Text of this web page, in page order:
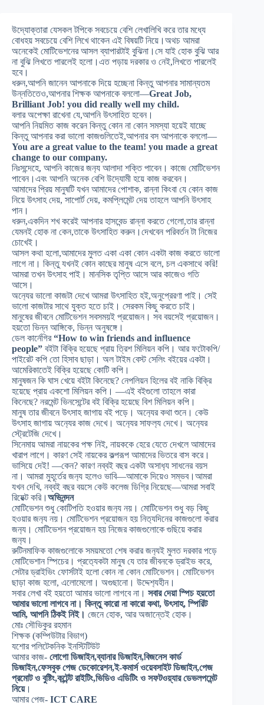
উদ্যোক্তারা যেসকল টপিকে সবচেয়ে বেশি লেখালিখি করে তার মধ্যে
বোধহয় সবচেয়ে বেশি লিখে থাকেন এই বিষয়টি নিয়ে।অথচ আমরা
অনেকেই মোটিভেশনের আসল ব্যাপারটাই বুঝিনা।সে যাই হোক বুঝি আর
না বুঝি লিখতে পারলেই হলো।এত পড়ায় দরকার ও নেই,লিখতে পারলেই
হবে।
ধরুন,আপনি জানেন আপনাকে দিয়ে হচ্ছেনা কিন্তু আপনার সামান্যতম
উন্নতিতেও,আপনার শিক্ষক আপনাকে বললো—Great Job,
Brilliant Job! you did really well my child.
বলার অপেক্ষা রাখেনা যে,আপনি উৎসাহিত হবেন।
আপনি নিয়মিত কাজ করেন কিন্তু কোন না কোন সমস্যা হয়েই যাচ্ছে
কিন্তু আপনার করা ভালো কাজগুলিতেই,আপনার বস আপনাকে বললো—
You are a great value to the team! you made a great
change to our company.
নিঃসন্দেহে, আপনি কাজের জন্য আলাদা শক্তি পাবেন। কাজে মোটিভেশন
পাবেন।এবং আপনি অনেক বেশি উদ্যোমী হয়ে কাজ করবেন।
আমাদের প্রিয় মানুষটি যখন আমাদের পোশাক, রান্না কিংবা যে কোন কাজ
নিয়ে উৎসাহ দেয়, সাপোর্ট দেয়, কমপ্লিমেন্ট দেয় তাহলে আপনি উৎসাহ
পান।
ধরুন,একদিন শখ করেই আপনার হাসবেন্ড রান্না করতে গেলো,তার রান্না
যেমনই হোক না কেন,তাকে উৎসাহিত করুন।দেখবেন পরিবর্তন টা নিজের
চোখেই।
আসল কথা হলো,আমাদের মুলত একা একা কোন একটা কাজ করতে ভালো
লাগে না। কিন্তু যখনই কোন কাছের মানুষ এসে বলে, চল একসাথে করি!
আমরা তখন উৎসাহ পাই। মানসিক তৃপ্তি আসে আর কাজেও গতি
আসে।
অন্যের ভালো কাজটা দেখে আমরা উৎসাহিত হই,অনুপ্রেরণা পাই। সেই
ভালো কাজটার সাথে যুক্ত হতে চাই। সেরকম কিছু করতে চাই।
মানুষের জীবনে মোটিভেশন সবসময়ই প্রয়োজন। সব বয়সেই প্রয়োজন।
হয়তো ভিন্ন আঙ্গিকে, ভিন্ন অনুষঙ্গে।
ডেল কার্নেগির“How to win friends and influence
people” বইটা বিক্রি হয়েছে প্রায় ত্রিশ মিলিয়ন কপি। আর ফটোকপি/
পাইরেট কপি তো হিসাব ছাড়া। অল টাইম বেস্ট সেলিং বইয়ের একটা।
আমেরিকাতেই বিক্রি হয়েছে কোটি কপি।
মানুষজন কি ঘাস খেয়ে বইটা কিনেছে? নেপলিয়ন হিলের বই নাকি বিক্রি
হয়েছে প্রায় একশো মিলিয়ন কপি। —এই বইগুলো তাহলে কারা
কিনেছে? নরমেন্ট ভিনসেন্টের বই বিক্রি হয়েছে বিশ মিলিয়ন কপি।
মানুষ তার জীবনে উৎসাহ জাগায় বই পড়ে। অন্যের কথা শুনে। কেউ
উৎসাহ জাগায় অন্যের কাজ দেখে। অন্যের সাফল্য দেখে। অন্যের
স্ট্রেটেজি দেখে।
সিনেমায় আমরা নায়কের পক্ষ নিই, নায়ককে হেরে যেতে দেখলে আমাদের
খারাপ লাগে। কারণ সেই নায়কের কল্পরূপ আমাদের ভিতরে বাস করে।
ভাসিয়ে দেই! —কেন? কারণ নব্বই বছর একটা অসাধ্য সাধনের বয়স
না। আমরা মুহূর্তের জন্য হলেও ভাবি—আমাকে দিয়েও সম্ভব।আমরা
যখন দেখি, নব্বই বছর বয়সে কেউ কলেজ ডিগ্রি নিয়েছে—আমরা সবাই
রিয়েক্ট করি। অভিনন্দন
মোটিভেশন শুধু কোটিপতি হওয়ার জন্য নয়। মোটিভেশন শুধু বড় কিছু
হওয়ার জন্য নয়। মোটিভেশন প্রয়োজন হয় নিত্যদিনের কাজগুলো করার
জন্য। মোটিভেশন প্রয়োজন হয় নিজের কাজগুলোকে গুছিয়ে করার
জন্য।
রুটিনমাফিক কাজগুলোকে সময়মতো শেষ করার জন্যই মুলত দরকার পড়ে
মোটিভেশান স্পিচের। প্রত্যেকটা মানুষ যে তার জীবনকে ড্রাইভ করে,
সেটার ড্রাইভিং ফোর্সটাই হলো কোন না কোন মোটিভেশন। মোটিভেশন
ছাড়া কাজ হলো, এলোমেলো। অগুছানো। উদ্দেশ্যহীন।
সবার লেখা বই হয়তো আমার ভালো লাগবে না। সবার দেয়া স্পিচ হয়তো
আমার ভালো লাগবে না। কিন্তু কারো না কারো কথা, উৎসাহ, স্পিরিট
আমি, আপনি ঠিকই নিই। জেনে হোক, আর অজান্তেই হোক।
মোঃ সৌভিকুর রহমান
শিক্ষক (কম্পিউটার বিভাগ)
যশোর পলিটেকনিক ইনস্টিটিউট
আমার কাজ- লোগো ডিজাইন,ব্যানার ডিজাইন,বিজনেস কার্ড
ডিজাইন,ফেসবুক পেজ ডেকোরেশন,ই-কমার্স ওয়েবসাইট ডিজাইন,পেজ
প্রমোট ও বুষ্টিং,কন্টেন্ট রাইটিং,ভিডিও এডিটিং ও সফটওয়্যার ডেভলপমেন্ট
নিয়ে।
আমার পেজ- ICT CARE